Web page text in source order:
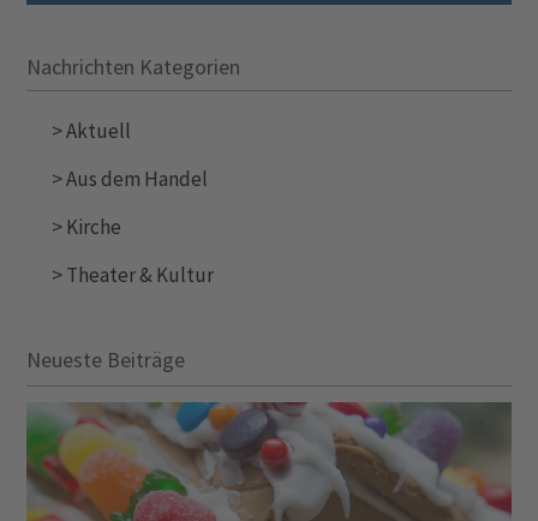
Nachrichten Kategorien
>Aktuell
>Aus dem Handel
>Kirche
>Theater & Kultur
Neueste Beiträge